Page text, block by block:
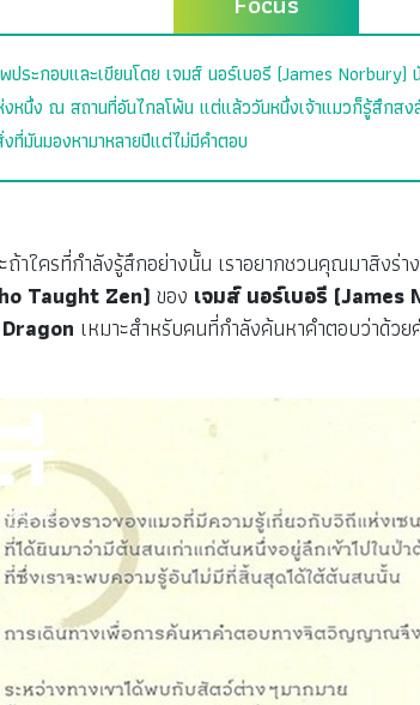
ะกอบและเขียนโดย เจมส์ นอร์เบอรี (James
หนึ่ง ณ สถานที่อันไกลโพ้น แต่แล้ววันหนึ่งเจ้าแมวก็รู้สึกสง
งที่มันมองหามาหลายปีแต่ไม่มีคำตอบ
าใครที่กำลังรู้สึกอย่างนั้น เราอยากชวนคุณมาสิง
Taught Zen) ของ เจมส์ นอร์เบอรี (James
เหมาะสำหรับคนที่กำลังค้นหาคำตอบว่าด้ว